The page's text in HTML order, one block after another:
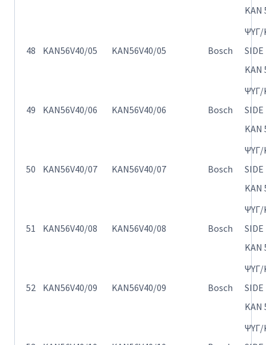
KAN
48 KAN56V40/05 KAN56V40/05 Bosch
SIDE
KAN
49 KAN56V40/06 KAN56V40/06 Bosch
SIDE
KAN
50 KAN56V40/07 KAN56V40/07 Bosch
SIDE
KAN
51 KAN56V40/08 KAN56V40/08 Bosch
SIDE
KAN
52 KAN56V40/09 KAN56V40/09 Bosch
SIDE
KAN